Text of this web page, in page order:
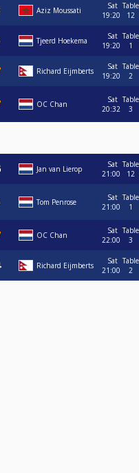
Aziz Moussati
Sat
19:20
Table
12
Tjeerd Hoekema
Sat
19:20
Table
1
Richard Eijmberts
Sat
19:20
Table
2
OC Chan
Sat
20:32
Table
3
Jan van Lierop
Sat
21:00
Table
12
Tom Penrose
Sat
21:00
Table
1
OC Chan
Sat
22:00
Table
3
Richard Eijmberts
Sat
21:00
Table
2